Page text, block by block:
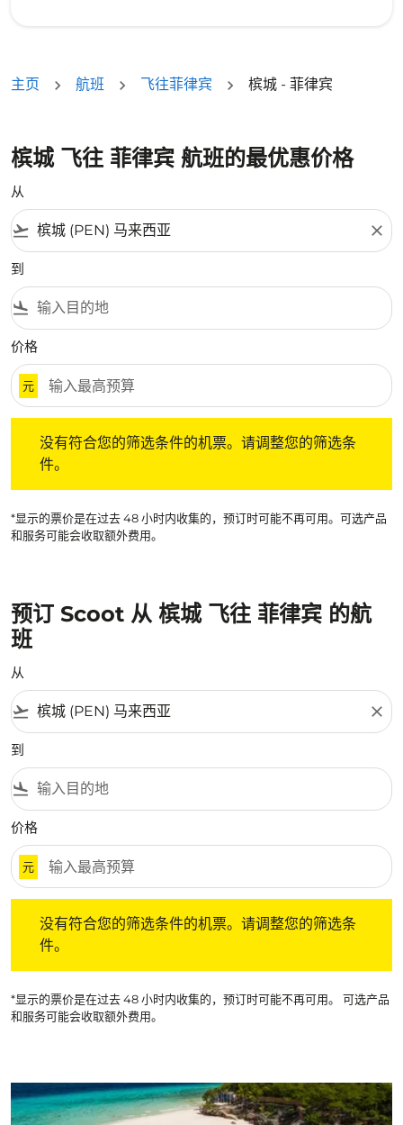
主页 航班 飞往菲律宾 槟城 - 菲律宾
槟城 飞往 菲律宾 航班的最优惠价格
从
flight_takeoff close
到
flight_land
价格
元
没有符合您的筛选条件的机票。请调整您的筛选条
件。
*显示的票价是在过去 48 小时内收集的，预订时可能不再可用。可选产品
和服务可能会收取额外费用。
预订 Scoot 从 槟城 飞往 菲律宾 的航
班
从
flight_takeoff close
到
flight_land
价格
元
没有符合您的筛选条件的机票。请调整您的筛选条
件。
*显示的票价是在过去 48 小时内收集的，预订时可能不再可用。 可选产品
和服务可能会收取额外费用。